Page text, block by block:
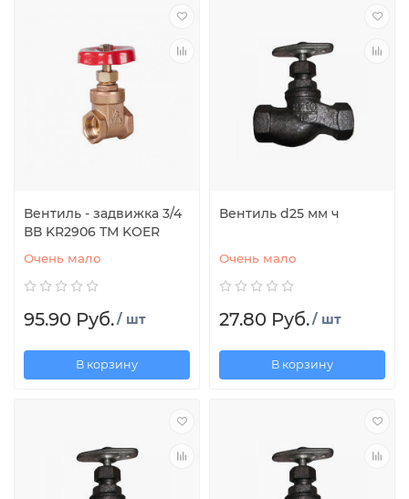
Вентиль - задвижка 3/4
ВВ KR2906 ТМ KOER
Очень мало
95.90 Руб./ шт
В корзину
Вентиль d25 мм ч
Очень мало
27.80 Руб./ шт
В корзину